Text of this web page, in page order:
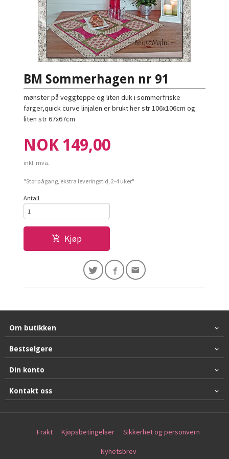
BM Sommerhagen nr 91
mønster på veggteppe og liten duk i sommerfriske
farger,quick curve linjalen er brukt her str 106x106cm og
liten str 67x67cm
Pris
NOK 149,00
inkl. mva.
"Stor pågang, ekstra leveringstid, 2-4 uker"
Antall
Kjøp
Om butikken
Bestselgere
Din konto
Kontakt oss
Frakt Kjøpsbetingelser Sikkerhet og personvern
Nyhetsbrev